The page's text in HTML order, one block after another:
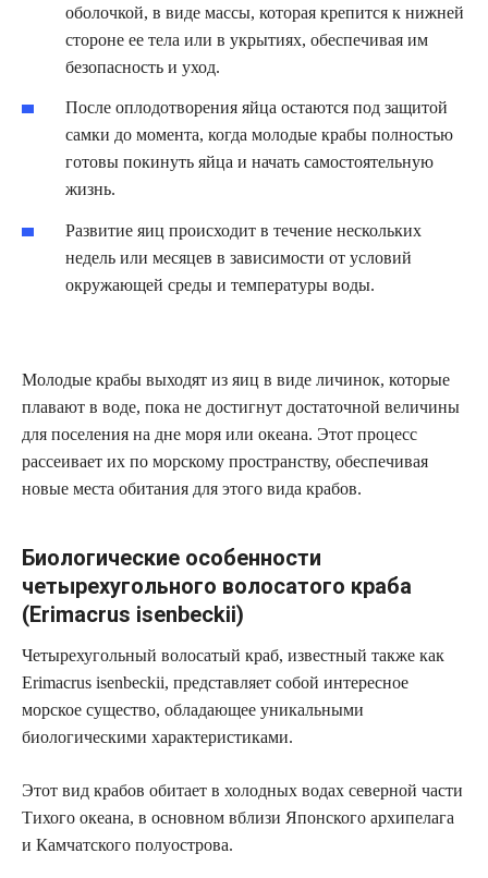
оболочкой, в виде массы, которая крепится к нижней
стороне ее тела или в укрытиях, обеспечивая им
безопасность и уход.
После оплодотворения яйца остаются под защитой
самки до момента, когда молодые крабы полностью
готовы покинуть яйца и начать самостоятельную
жизнь.
Развитие яиц происходит в течение нескольких
недель или месяцев в зависимости от условий
окружающей среды и температуры воды.
Молодые крабы выходят из яиц в виде личинок, которые
плавают в воде, пока не достигнут достаточной величины
для поселения на дне моря или океана. Этот процесс
рассеивает их по морскому пространству, обеспечивая
новые места обитания для этого вида крабов.
Биологические особенности
четырехугольного волосатого краба
(Erimacrus isenbeckii)
Четырехугольный волосатый краб, известный также как
Erimacrus isenbeckii, представляет собой интересное
морское существо, обладающее уникальными
биологическими характеристиками.
Этот вид крабов обитает в холодных водах северной части
Тихого океана, в основном вблизи Японского архипелага
и Камчатского полуострова.